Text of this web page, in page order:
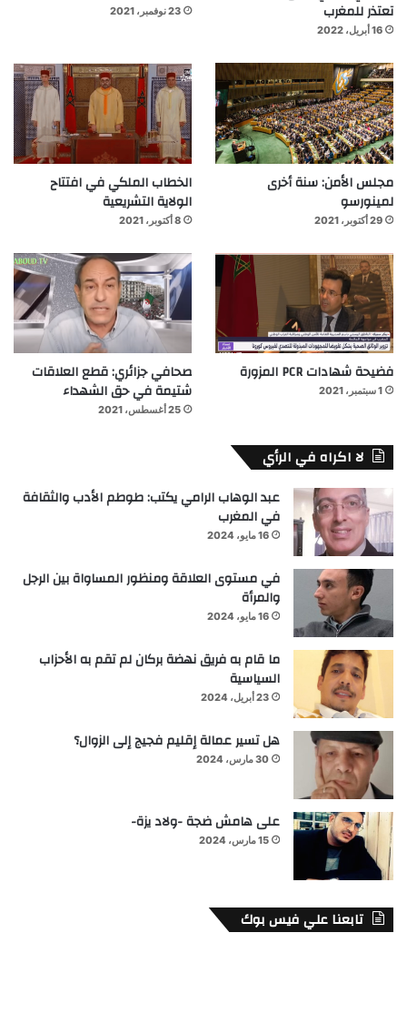
تعتذر للمغرب
16 أبريل، 2022
23 نوفمبر، 2021
مجلس الأمن: سنة أخرى
لمينورسو
29 أكتوبر، 2021
الخطاب الملكي في افتتاح
الولاية التشريعية
8 أكتوبر، 2021
فضيحة شهادات PCR المزورة
1 سبتمبر، 2021
صحافي جزائري: قطع العلاقات
شتيمة في حق الشهداء
25 أغسطس، 2021
لا اكراه في الرأي
عبد الوهاب الرامي يكتب: طوطم الأدب والثقافة
في المغرب
16 مايو، 2024
في مستوى العلاقة ومنظور المساواة بين الرجل
والمرأة
16 مايو، 2024
ما قام به فريق نهضة بركان لم تقم به الأحزاب
السياسية
23 أبريل، 2024
هل تسير عمالة إقليم فجيج إلى الزوال؟
30 مارس، 2024
على هامش ضجة -ولاد يزة-
15 مارس، 2024
تابعنا علي فيس بوك